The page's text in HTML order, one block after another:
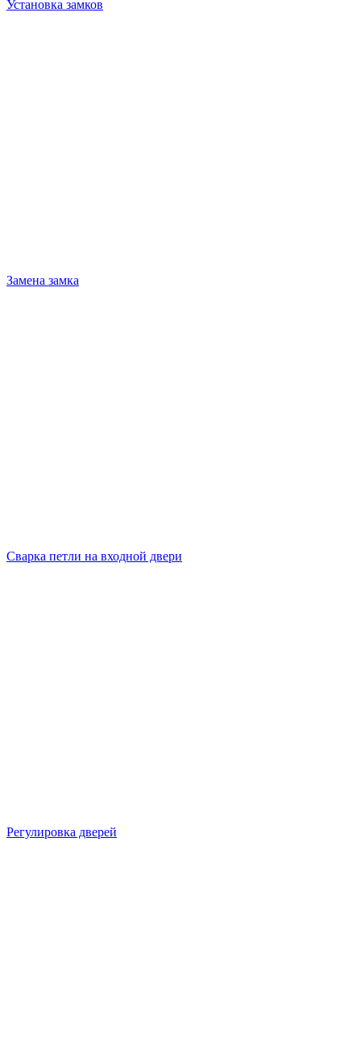
Установка замков
Замена замка
Сварка петли на входной двери
Регулировка дверей